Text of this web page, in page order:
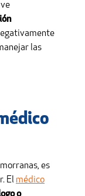
las
es
El médico